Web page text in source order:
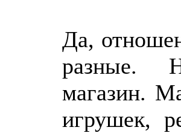
Да,
разные.
магазин.
игрушек,